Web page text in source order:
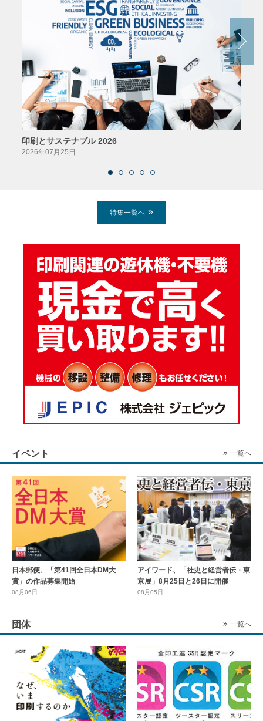
印刷とサステナブル 2026
2026年07月25日
特集一覧へ
イベント 一覧へ
日本郵便、「第41回全日本DM大
賞」の作品募集開始
08月06日
アイワード、「社史と経営者伝・東
京展」8月25日と26日に開催
08月05日
団体 一覧へ